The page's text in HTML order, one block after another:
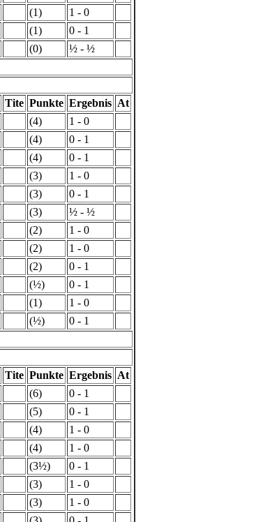
(1)
1 - 0
(1)
0 - 1
(0) ½ - ½
Tite Punkte Ergebnis At
(4)
1 - 0
(4)
0 - 1
(4)
0 - 1
(3)
1 - 0
(3)
0 - 1
(3)
½ - ½
(2)
1 - 0
(2)
1 - 0
(2)
0 - 1
(½)
0 - 1
(1)
1 - 0
(½) 0 - 1
Tite Punkte Ergebnis At
(6)
0 - 1
(5)
0 - 1
(4)
1 - 0
(4)
1 - 0
(3½)
0 - 1
(3)
1 - 0
(3)
1 - 0